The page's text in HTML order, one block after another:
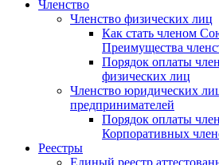
Членство
Членство физических лиц
Как стать членом
Преимущества
Порядок оплаты
физических лиц
Членство юридических
предпринимателей
Порядок оплаты
Корпоративных
Реестры
Единый реестр